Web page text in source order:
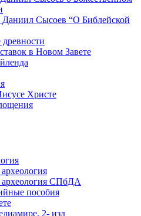
Сысоев “О Библейской
в Новом Завете
Христе
археология СПбДА
пособия
2- изд